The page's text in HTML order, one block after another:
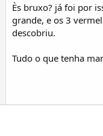
Ès bruxo? já foi por
grande, e os 3
descobriu.
Tudo o que tenha